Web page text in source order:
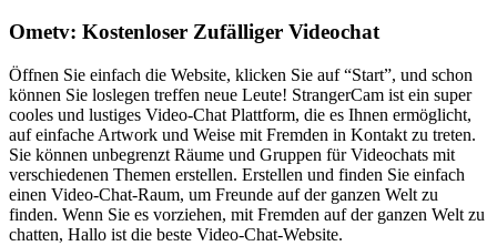
Ometv: Kostenloser Zufälliger Videochat
Öffnen Sie einfach die Website, klicken Sie auf “Start”, und schon
können Sie loslegen treffen neue Leute! StrangerCam ist ein super
cooles und lustiges Video-Chat Plattform, die es Ihnen ermöglicht,
auf einfache Artwork und Weise mit Fremden in Kontakt zu treten.
Sie können unbegrenzt Räume und Gruppen für Videochats mit
verschiedenen Themen erstellen. Erstellen und finden Sie einfach
einen Video-Chat-Raum, um Freunde auf der ganzen Welt zu
finden. Wenn Sie es vorziehen, mit Fremden auf der ganzen Welt zu
chatten, Hallo ist die beste Video-Chat-Website.